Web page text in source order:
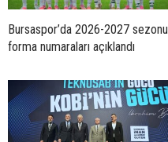
Bursaspor’da 2026-2027 sezonu
forma numaraları açıklandı